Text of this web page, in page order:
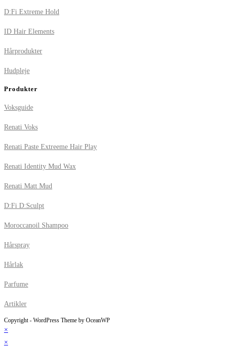
D:Fi Extreme Hold
ID Hair Elements
Hårprodukter
Hudpleje
Produkter
Voksguide
Renati Voks
Renati Paste Extreeme Hair Play
Renati Identity Mud Wax
Renati Matt Mud
D:Fi D:Sculpt
Moroccanoil Shampoo
Hårspray
Hårlak
Parfume
Artikler
Copyright - WordPress Theme by OceanWP
×
×